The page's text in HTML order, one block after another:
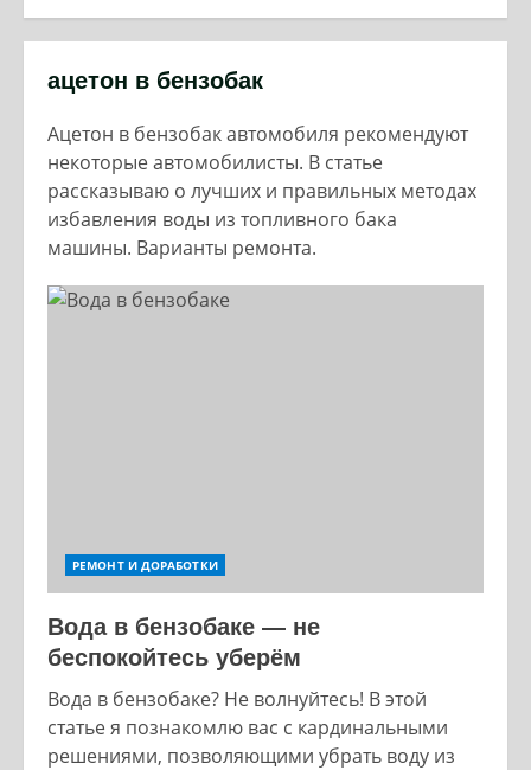
ацетон в бензобак
Ацетон в бензобак автомобиля рекомендуют
некоторые автомобилисты. В статье
рассказываю о лучших и правильных методах
избавления воды из топливного бака
машины. Варианты ремонта.
РЕМОНТ И ДОРАБОТКИ
Вода в бензобаке — не
беспокойтесь уберём
Вода в бензобаке? Не волнуйтесь! В этой
статье я познакомлю вас с кардинальными
решениями, позволяющими убрать воду из